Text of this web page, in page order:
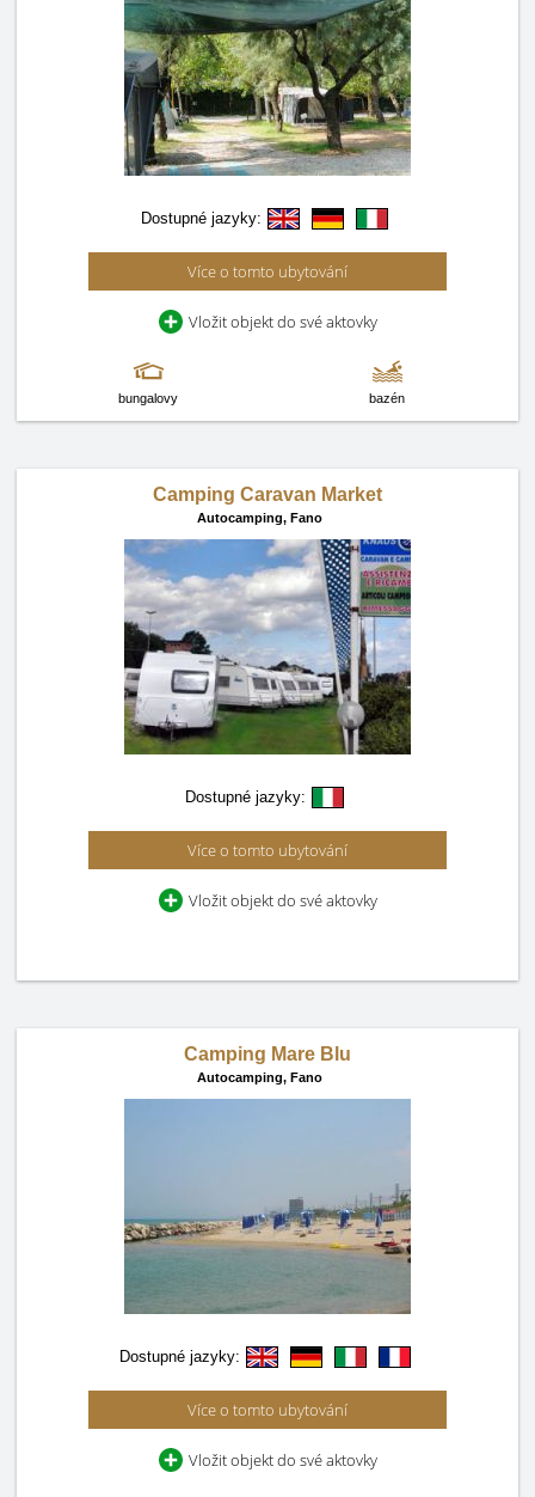
Dostupné jazyky:
Více o tomto ubytování
Vložit objekt do své aktovky
bungalovy bazén
Camping Caravan Market
Autocamping, Fano
Dostupné jazyky:
Více o tomto ubytování
Vložit objekt do své aktovky
Camping Mare Blu
Autocamping, Fano
Dostupné jazyky:
Více o tomto ubytování
Vložit objekt do své aktovky